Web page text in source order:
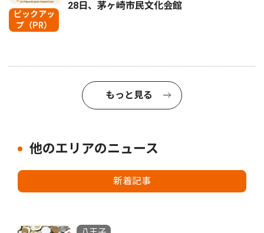
ピックアッ
プ（PR）
28日、茅ヶ崎市民文化会館
もっと見る
他のエリアのニュース
新着記事